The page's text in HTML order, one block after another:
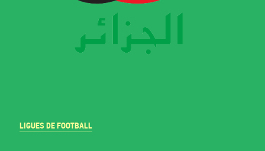
LIGUES DE FOOTBALL